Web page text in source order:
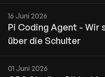
16 Juni 2026
Pi Coding Agent - Wir
über die Schulter
01 Juni 2026